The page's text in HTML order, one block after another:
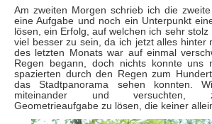
Am zweiten Morgen schrieb ich die
eine Aufgabe und noch ein Unterpunkt
lösen, ein Erfolg, auf welchen ich sehr stolz
viel besser zu sein, da ich jetzt alles hinter
des letzten Monats war auf einmal
Regen begann, doch nichts konnte uns
spazierten durch den Regen zum
das Stadtpanorama sehen konnten.
miteinander und versuchten,
Geometrieaufgabe zu lösen, die keiner